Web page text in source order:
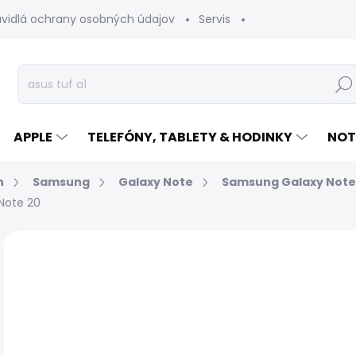
ochrany osobných údajov Servis
Hľadať
APPLE TELEFÓNY, TABLETY & HODINKY
Samsung Galaxy Note Samsung Galaxy
20